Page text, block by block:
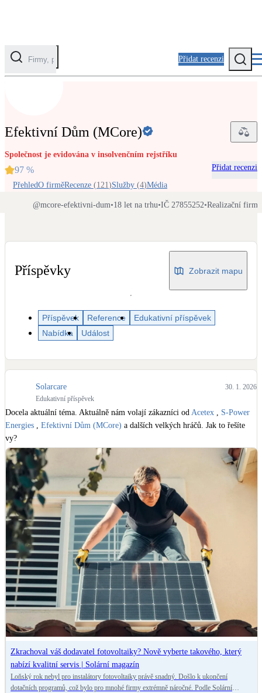
Přidat recenzi
Solární ohřev vody
Klimatizace pro vytápění
Na přípravu teplé vody i přitápění
Větrání s rekuperací
Teplovzdušné vytápění
Balkonové sestavy
Rekonstrukce
Kotle
Hlavní zdroje vytápění
Bateriové úložiště
Pouze velké BESS
Novostavby
Stínicí technika
Žaluzie, markýzy, pergoly
Efektivní Dům (MCore)
Společnost je evidována v insolvenčním rejstříku
97 %
Přidat recenzi
PřehledO firměRecenze (121)Služby (4)Média
@mcore-efektivni-dum•18 let na trhu•IČ 27855252•Realizační firma
Příspěvky Zobrazit mapu
Příspěvek Reference
Edukativní příspěvek
Nabídka
Událost
Solarcare
30. 1. 2026
Edukativní příspěvek
Docela aktuální téma. Aktuálně nám volají zákazníci od Acetex
S-Power
Energies
Efektivní Dům (MCore) a dalších velkých hráčů. Jak to řešíte
vy?
Zkrachoval váš dodavatel fotovoltaiky? Nově vyberte takového, který
nabízí kvalitní servis | Solární magazín
Loňský rok nebyl pro instalátory fotovoltaiky právě snadný. Došlo k ukončení
dotačních programů, což bylo pro mnohé firmy extrémně náročné. Podle Solární